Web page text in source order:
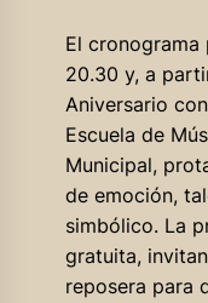
El
20.30 y, a
Aniversario
Escuela de
Municipal,
de emoción,
simbólico. La
gratuita,
reposera para